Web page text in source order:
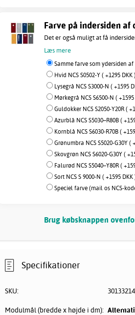
Farve på indersiden af
Det er også muligt at få
Læs mere
Samme farve som ydersiden af
Hvid NCS S0502-Y ( +1295 DKK )
Lysegrå NCS S3000-N ( +1595
Mørkegrå NCS S6500-N ( +1595
Guldokker NCS S2050-Y20R (
Azurblå NCS S5030–R80B (
Kornblå NCS S6030-R70B (
Grønumbra NCS S5020-G30Y (
Skovgrøn NCS S6020-G30Y (
Falurød NCS S5040–Y80R (
Sort NCS S 9000-N ( +1595 DKK
Speciel farve (mail os NCS-
Brug købsknappen
Specifikationer
SKU: 30133214
Modulmål (bredde x højde i dm):